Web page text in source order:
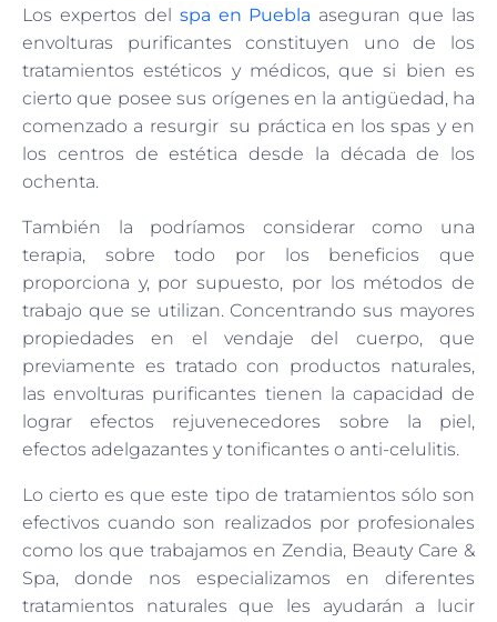
Los expertos del spa en Puebla aseguran que las
envolturas purificantes constituyen uno de los
tratamientos estéticos y médicos, que si bien es
cierto que posee sus orígenes en la antigüedad, ha
comenzado a resurgir su práctica en los spas y en
los centros de estética desde la década de los
ochenta.
También la podríamos considerar como una
terapia, sobre todo por los beneficios que
proporciona y, por supuesto, por los métodos de
trabajo que se utilizan. Concentrando sus mayores
propiedades en el vendaje del cuerpo, que
previamente es tratado con productos naturales,
las envolturas purificantes tienen la capacidad de
lograr efectos rejuvenecedores sobre la piel,
efectos adelgazantes y tonificantes o anti-celulitis.
Lo cierto es que este tipo de tratamientos sólo son
efectivos cuando son realizados por profesionales
como los que trabajamos en Zendia, Beauty Care &
Spa, donde nos especializamos en diferentes
tratamientos naturales que les ayudarán a lucir